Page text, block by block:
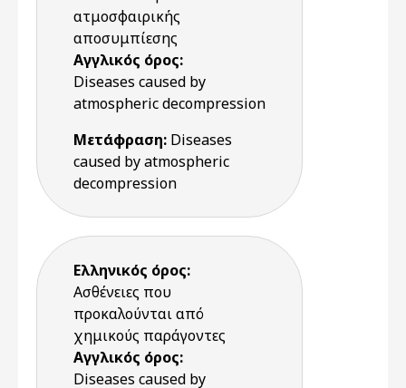
ατμοσφαιρικής
αποσυμπίεσης
Αγγλικός όρος:
Diseases caused by
atmospheric decompression
Μετάφραση: Diseases
caused by atmospheric
decompression
Ελληνικός όρος:
Ασθένειες που
προκαλούνται από
χημικούς παράγοντες
Αγγλικός όρος:
Diseases caused by